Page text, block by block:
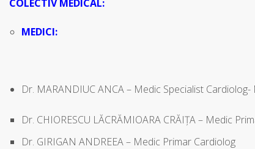
COLECTIV MEDICAL:
MEDICI:
Dr. MARANDIUC ANCA – Medic Specialist Cardiolog-
Dr. CHIORESCU LĂCRĂMIOARA CRĂIȚA – Medic
Dr. GIRIGAN ANDREEA – Medic Primar Cardiolog